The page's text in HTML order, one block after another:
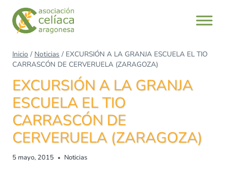
Saltar
contenido
Inicio / Noticias / EXCURSIÓN A LA GRANJA ESCUELA EL TIO
CARRASCÓN DE CERVERUELA (ZARAGOZA)
EXCURSIÓN A LA GRANJA
ESCUELA EL TIO
CARRASCÓN DE
CERVERUELA (ZARAGOZA)
5 mayo, 2015 Noticias